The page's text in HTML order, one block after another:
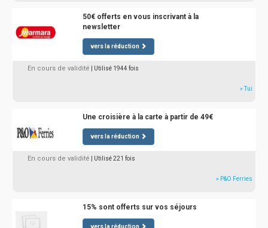
50€ offerts en vous inscrivant à la
newsletter
vers la réduction
En cours de validité | Utilisé 1944 fois
» Tui
Une croisière à la carte à partir de 49€
vers la réduction
En cours de validité | Utilisé 221 fois
» P&O Ferries
15% sont offerts sur vos séjours
vers la réduction